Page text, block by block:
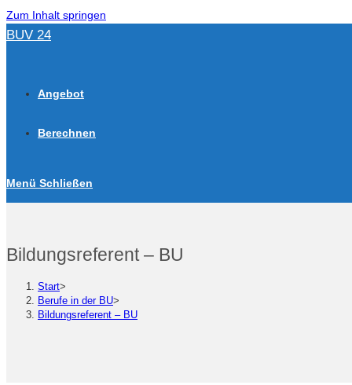
Zum Inhalt springen
BUV 24
Angebot
Berechnen
Menü Schließen
Bildungsreferent – BU
Start>
Berufe in der BU>
Bildungsreferent – BU